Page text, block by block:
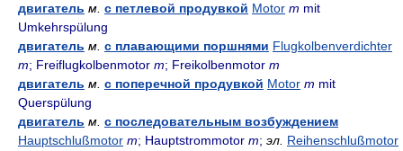
двигатель м. с петлевой продувкой Motor m mit
Umkehrspülung
двигатель м. с плавающими поршнями Flugkolbenverdichter
m; Freiflugkolbenmotor m; Freikolbenmotor m
двигатель м. с поперечной продувкой Motor m mit
Querspülung
двигатель м. с последовательным возбуждением
Hauptschlußmotor m; Hauptstrommotor m; эл. Reihenschlußmotor